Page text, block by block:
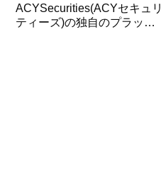
ACYSecurities(ACYセキュリ
ティーズ)の独自のプラット